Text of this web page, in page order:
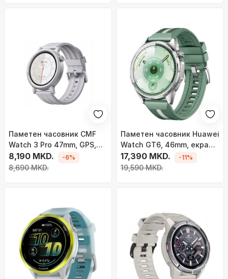
Паметен часовник CMF
Watch 3 Pro 47mm, GPS,
Bluetooth, светло сива
8,190 MKD.
8,690 MKD.
-6%
Паметен часовник Huawei
Watch GT6, 46mm, екран
1.47\" AMOLED, GPS, зелен
17,390 MKD.
19,590 MKD.
-11%